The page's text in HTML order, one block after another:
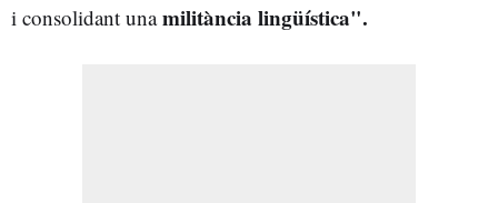
i consolidant unamilitància lingüística".